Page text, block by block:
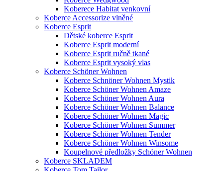
Koberece Habitat venkovní
Koberce Accessorize vlněné
Koberce Esprit
Dětské koberce Esprit
Koberce Esprit moderní
Koberce Esprit ručně tkané
Koberce Esprit vysoký vlas
Koberce Schöner Wohnen
Koberce Schnöner Wohnen Mystik
Koberce Schöner Wohnen Amaze
Koberce Schöner Wohnen Aura
Koberce Schöner Wohnen Balance
Koberce Schöner Wohnen Magic
Koberce Schöner Wohnen Summer
Koberce Schöner Wohnen Tender
Koberce Schöner Wohnen Winsome
Koupelnové předložky Schöner Wohnen
Koberce SKLADEM